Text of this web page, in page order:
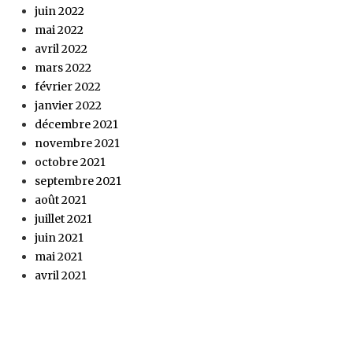
juin 2022
mai 2022
avril 2022
mars 2022
février 2022
janvier 2022
décembre 2021
novembre 2021
octobre 2021
septembre 2021
août 2021
juillet 2021
juin 2021
mai 2021
avril 2021